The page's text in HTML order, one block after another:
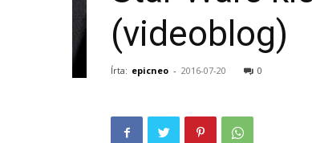
(videoblog)
Írta: epicneo - 2016-07-20 0